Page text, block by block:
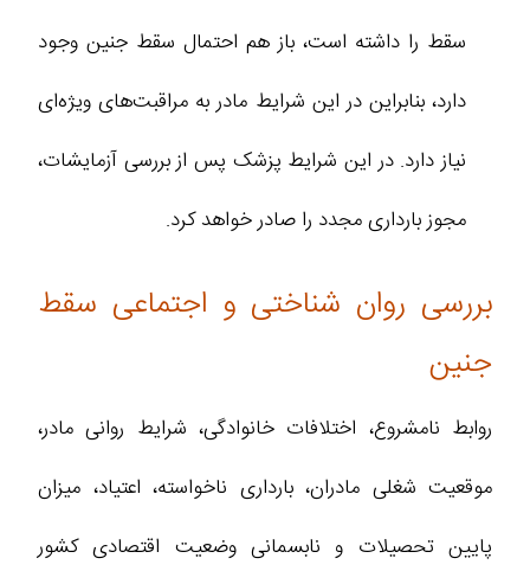
سقط را داشته است، باز هم احتمال سقط جنین وجود
دارد، بنابراین در این شرایط مادر به مراقبت‌های ویژه‌ای
نیاز دارد. در این شرایط پزشک پس از بررسی آزمایشات،
مجوز بارداری مجدد را صادر خواهد کرد.
بررسی روان شناختی و اجتماعی سقط
جنین
روابط نامشروع، اختلافات خانوادگی، شرایط روانی مادر،
موقعیت شغلی مادران، بارداری ناخواسته، اعتیاد، میزان
پایین تحصیلات و نابسمانی وضعیت اقتصادی کشور